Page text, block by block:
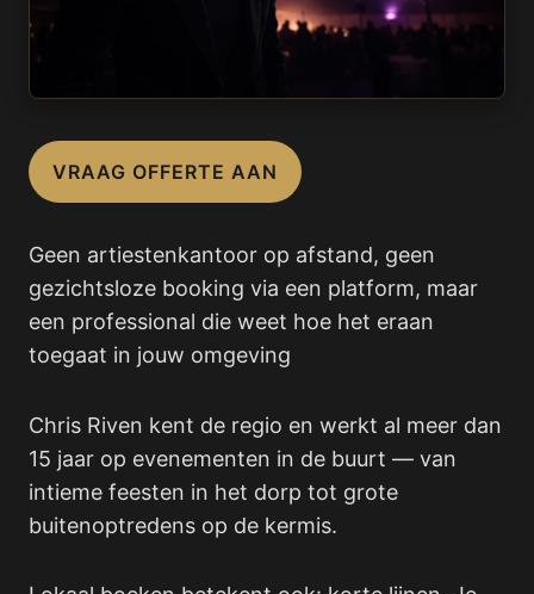
VRAAG OFFERTE AAN
Geen artiestenkantoor op afstand, geen
gezichtsloze booking via een platform, maar
een professional die weet hoe het eraan
toegaat in jouw omgeving
Chris Riven kent de regio en werkt al meer dan
15 jaar op evenementen in de buurt — van
intieme feesten in het dorp tot grote
buitenoptredens op de kermis.